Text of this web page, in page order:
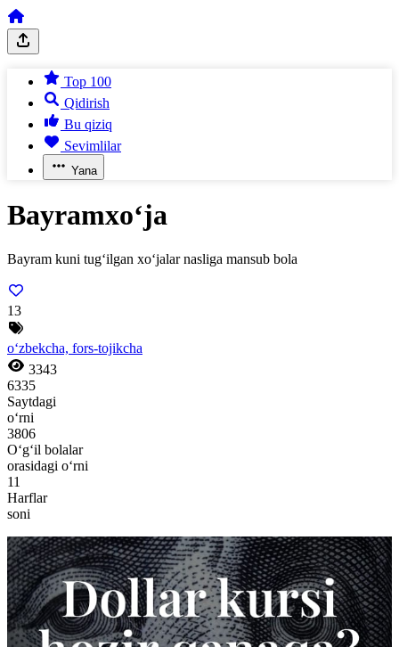
Top 100
Qidirish
Bu qiziq
Sevimlilar
Yana
Bayramxo‘ja
Bayram kuni tug‘ilgan xo‘jalar nasliga mansub bola
13
o‘zbekcha, fors-tojikcha
3343
6335
Saytdagi
o‘rni
3806
O‘g‘il bolalar
orasidagi o‘rni
11
Harflar
soni